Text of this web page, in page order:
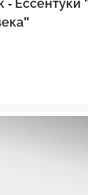
- Ессентуки